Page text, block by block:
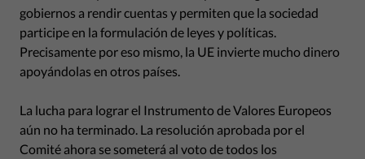
gobiernos a rendir cuentas y permiten que la sociedad
participe en la formulación de leyes y políticas.
Precisamente por eso mismo, la UE invierte mucho dinero
apoyándolas en otros países.
La lucha para lograr el Instrumento de Valores Europeos
aún no ha terminado. La resolución aprobada por el
Comité ahora se someterá al voto de todos los